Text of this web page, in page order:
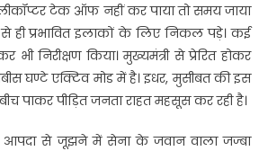
टेक ऑफ नहीं कर पाया तो समय जाया
ही प्रभावित इलाकों के लिए निकल पड़े। कई
भी निरीक्षण किया। मुख्यमंत्री से प्रेरित होकर
घण्टे एक्टिव मोड में है। इधर, मुसीबत की इस
पाकर पीड़ित जनता राहत महसूस कर रही है।
आपदा से जूझने में सेना के जवान वाला जज्बा